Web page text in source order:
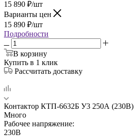
15 890 ₽/шт
Варианты цен
15 890 ₽/шт
Подробности
В корзину
Купить в 1 клик
Рассчитать доставку
Контактор КТП-6632Б У3 250А (230В)
Много
Рабочее напряжение:
230В